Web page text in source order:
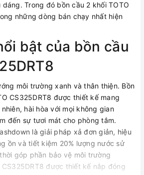
Trong đó bồn cầu 2 khối TOTO
những dòng bán chạy nhất hiện
bật của bồn cầu
môi trường xanh và thân thiện. Bồn
CS325DRT8 được thiết kế mang
hài hòa với mọi không gian
đến sự tươi mát cho phòng tắm.
là giải pháp xả đơn giản, hiệu
ồn và tiết kiệm 20% lượng nước sử
góp phần bảo vệ môi trường
CS325DRT8 được thiết kế nắp đóng